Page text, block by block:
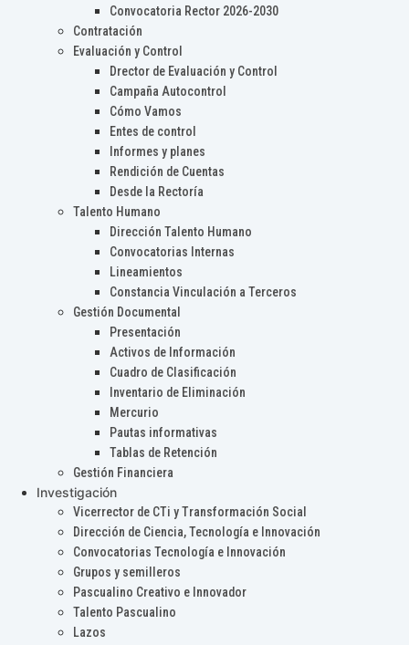
Convocatoria Rector 2026-2030
Contratación
Evaluación y Control
Drector de Evaluación y Control
Campaña Autocontrol
Cómo Vamos
Entes de control
Informes y planes
Rendición de Cuentas
Desde la Rectoría
Talento Humano
Dirección Talento Humano
Convocatorias Internas
Lineamientos
Constancia Vinculación a Terceros
Gestión Documental
Presentación
Activos de Información
Cuadro de Clasificación
Inventario de Eliminación
Mercurio
Pautas informativas
Tablas de Retención
Gestión Financiera
Investigación
Vicerrector de CTi y Transformación Social
Dirección de Ciencia, Tecnología e Innovación
Convocatorias Tecnología e Innovación
Grupos y semilleros
Pascualino Creativo e Innovador
Talento Pascualino
Lazos